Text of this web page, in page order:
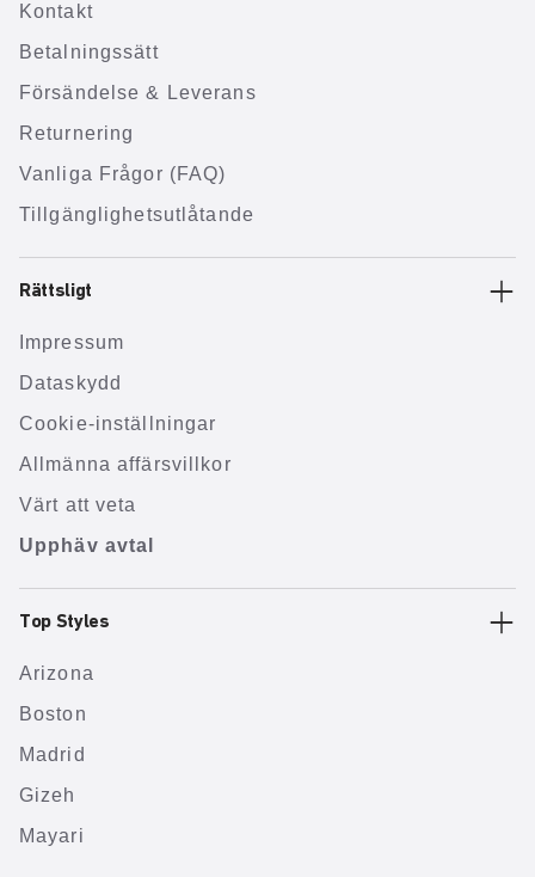
Kontakt
Betalningssätt
Försändelse & Leverans
Returnering
Vanliga Frågor (FAQ)
Tillgänglighetsutlåtande
Rättsligt
Impressum
Dataskydd
Cookie-inställningar
Allmänna affärsvillkor
Värt att veta
Upphäv avtal
Top Styles
Arizona
Boston
Madrid
Gizeh
Mayari